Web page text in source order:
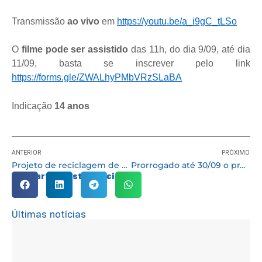
Transmissão ao vivo em https://youtu.be/a_i9gC_tLSo
O filme pode ser assistido das 11h, do dia 9/09, até dia
11/09, basta se inscrever pelo link
https://forms.gle/ZWALhyPMbVRzSLaBA
Indicação 14 anos
ANTERIOR
Projeto de reciclagem de bituca retira 122kg de lixo tóxico do meio ambiente
PRÓXIMO
Prorrogado até 30/09 o prazo para MEI”s regularizarem seus débitos
Compartilhe esta notícia:
Últimas notícias